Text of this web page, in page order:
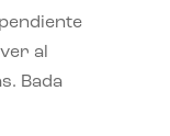
al
Bada